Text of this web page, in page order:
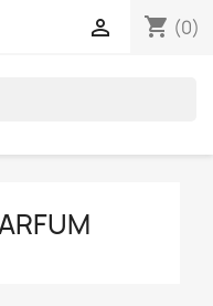
shopping_cart (0)
